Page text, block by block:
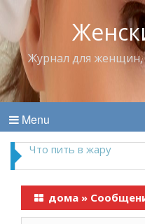
Журнал для женщин,
Menu
Что пить в жару
дома »